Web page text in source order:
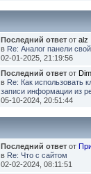
Последний ответот alz
в Re: Аналог панели
02-01-2025, 21:19:56
Последний ответот
в Re: Как использовать
записи информации из
05-10-2024, 20:51:44
Последний ответот
в Re: Что с сайтом
02-02-2024, 08:11:51